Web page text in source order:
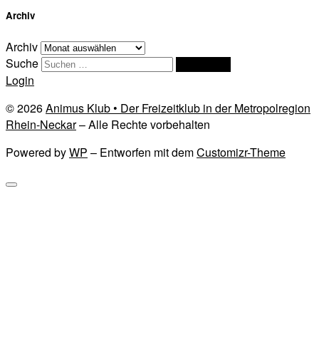
Archiv
Archiv
Suche
Login
© 2026Animus Klub • Der Freizeitklub in der Metropolregion
Rhein-Neckar– Alle Rechte vorbehalten
Powered byWP – Entworfen mit demCustomizr-Theme